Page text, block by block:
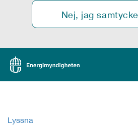
Nej, jag
Lyssna